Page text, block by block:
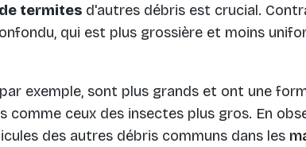
termites d'autres débris est crucial.
qui est plus grossière et moins
exemple, sont plus grands et ont une
comme ceux des insectes plus gros. En
des autres débris communs dans les